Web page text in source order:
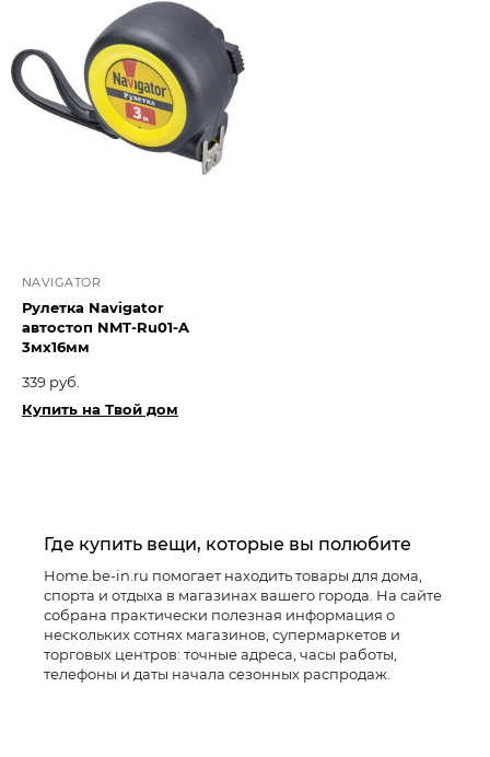
NAVIGATOR
Рулетка Navigator
автостоп NMT-Ru01-A
3мх16мм
339 руб.
Купить на Твой дом
Где купить вещи, которые вы полюбите
Home.be-in.ru помогает находить товары для дома,
спорта и отдыха в магазинах вашего города. На сайте
собрана практически полезная информация о
нескольких сотнях магазинов, супермаркетов и
торговых центров: точные адреса, часы работы,
телефоны и даты начала сезонных распродаж.